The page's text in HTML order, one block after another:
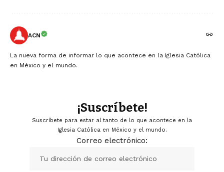
ACN
La nueva forma de informar lo que acontece en la Iglesia Católica
en México y el mundo.
¡Suscríbete!
Suscríbete para estar al tanto de lo que acontece en la
Iglesia Católica en México y el mundo.
Correo electrónico: